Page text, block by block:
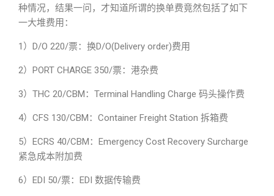
种情况，结果一问，才知道所谓的换单费竟然包括了如下
一大堆费用：
1）D/O 220/票：换D/O(Delivery order)费用
2）PORT CHARGE 350/票：港杂费
3）THC 20/CBM：Terminal Handling Charge 码头操作费
4）CFS 130/CBM：Container Freight Station 拆箱费
5）ECRS 40/CBM：Emergency Cost Recovery Surcharge
紧急成本附加费
6）EDI 50/票：EDI 数据传输费